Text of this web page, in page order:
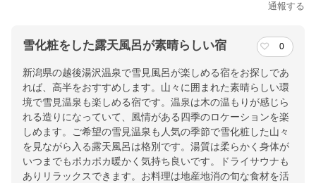
通報する
雪化粧をした露天風呂が素晴らしい宿 0
新潟県の越後湯沢温泉で雪見風呂が楽しめる宿をお探しであ
れば、高半をおすすめします。山々に囲まれた素晴らしい環
境で雪見温泉も楽しめる宿です。温泉は木の温もりが感じら
れる造りになっていて、風情がある四季のロケーションを楽
しめます。ご希望の雪見温泉も人気の季節で雪化粧した山々
を見ながら入る露天風呂は格別です。湯質は柔らかく身体が
いつまでもポカポカ暖かく気持ち良いです。ドライサウナも
ありリラックスできます。お料理は地産地消の旬な食材を活